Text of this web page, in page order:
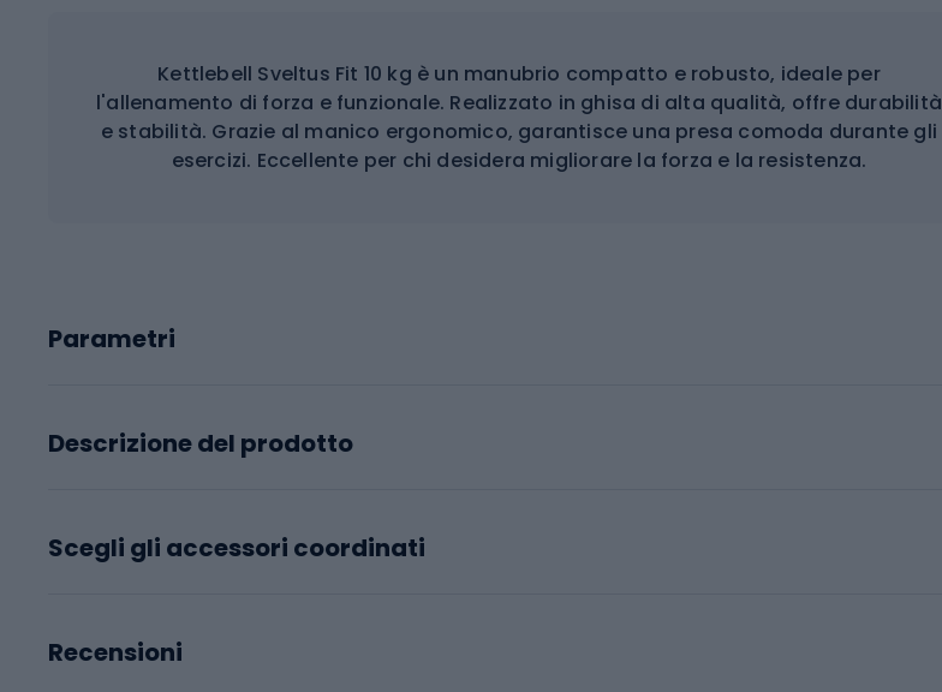
Kettlebell Sveltus Fit 10 kg è un manubrio compatto e robusto, ideale per
l'allenamento di forza e funzionale. Realizzato in ghisa di alta qualità, offre durabilità
e stabilità. Grazie al manico ergonomico, garantisce una presa comoda durante gli
esercizi. Eccellente per chi desidera migliorare la forza e la resistenza.
Parametri
Descrizione del prodotto
Scegli gli accessori coordinati
Recensioni